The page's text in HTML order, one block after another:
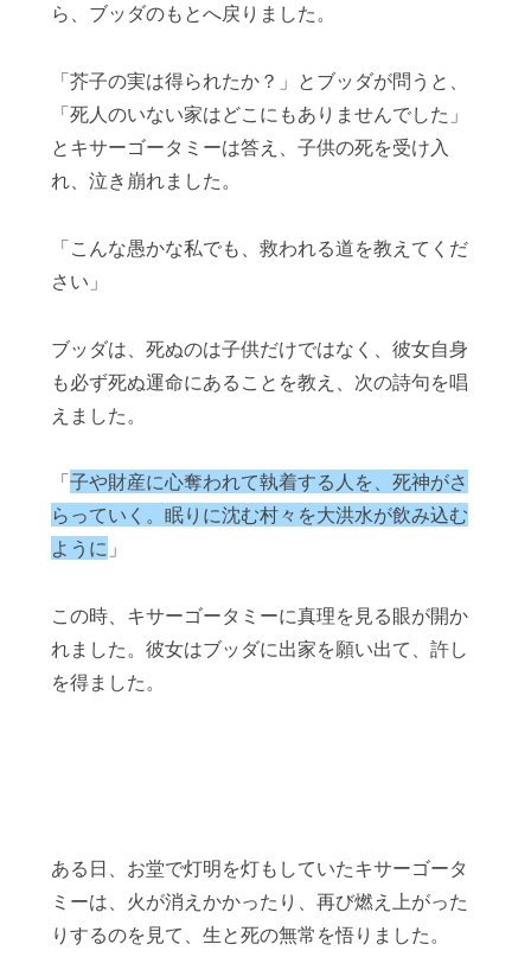
ら、ブッダのもとへ戻りました。
「芥子の実は得られたか？」とブッダが問うと、
「死人のいない家はどこにもありませんでした」
とキサーゴータミーは答え、子供の死を受け入
れ、泣き崩れました。
「こんな愚かな私でも、救われる道を教えてくだ
さい」
ブッダは、死ぬのは子供だけではなく、彼女自身
も必ず死ぬ運命にあることを教え、次の詩句を唱
えました。
「子や財産に心奪われて執着する人を、死神がさ
らっていく。眠りに沈む村々を大洪水が飲み込む
ように 」
この時、キサーゴータミーに真理を見る眼が開か
れました。彼女はブッダに出家を願い出て、許し
を得ました。
ある日、お堂で灯明を灯もしていたキサーゴータ
ミーは、火が消えかかったり、再び燃え上がった
りするのを見て、生と死の無常を悟りました。